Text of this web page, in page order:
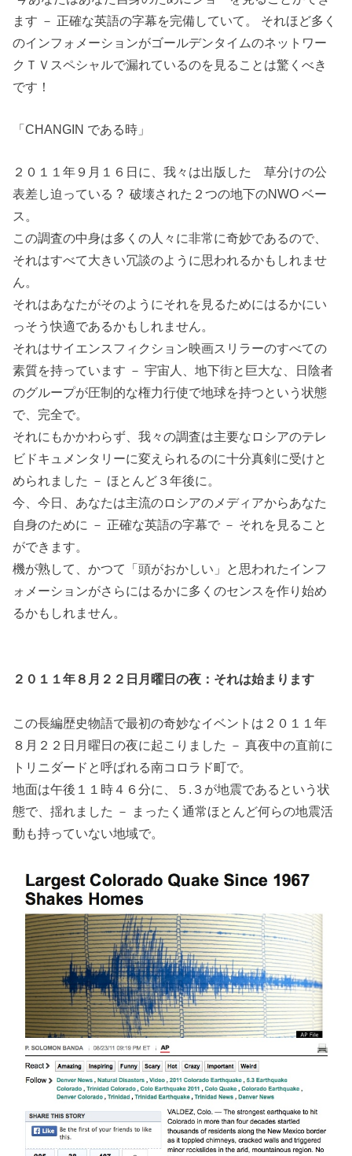
ます － 正確な英語の字幕を完備していて。 それほど多く
のインフォメーションがゴールデンタイムのネットワー
クＴＶスペシャルで漏れているのを見ることは驚くべき
です！
「CHANGIN である時」
２０１１年９月１６日に、我々は出版した 草分けの公
表差し迫っている ? 破壊された２つの地下のNWO ベー
ス。
この調査の中身は多くの人々に非常に奇妙であるので、
それはすべて大きい冗談のように思われるかもしれませ
ん。
それはあなたがそのようにそれを見るためにはるかにい
っそう快適であるかもしれません。
それはサイエンスフィクション映画スリラーのすべての
素質を持っています － 宇宙人、地下街と巨大な、日陰者
のグループが圧制的な権力行使で地球を持つという状態
で、完全で。
それにもかかわらず、我々の調査は主要なロシアのテレ
ビドキュメンタリーに変えられるのに十分真剣に受けと
められました － ほとんど３年後に。
今、今日、あなたは主流のロシアのメディアからあなた
自身のために － 正確な英語の字幕で － それを見ること
ができます。
機が熟して、かつて「頭がおかしい」と思われたインフ
ォメーションがさらにはるかに多くのセンスを作り始め
るかもしれません。
２０１１年８月２２日月曜日の夜：それは始まります
この長編歴史物語で最初の奇妙なイベントは２０１１年
８月２２日月曜日の夜に起こりました － 真夜中の直前に
トリニダードと呼ばれる南コロラド町で。
地面は午後１１時４６分に、５.３が地震であるという状
態で、揺れました － まったく通常ほとんど何らの地震活
動も持っていない地域で。